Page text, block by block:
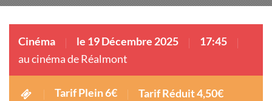
Cinéma le 19 Décembre 2025
17:45
au cinéma de Réalmont
Tarif Plein 6€ Tarif Réduit 4,50€